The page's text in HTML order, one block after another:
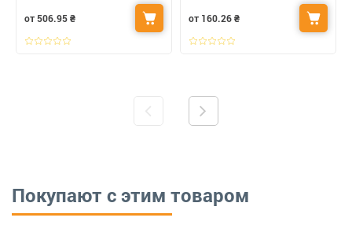
от 506.95₴
от 160.26₴
Покупают с этим товаром